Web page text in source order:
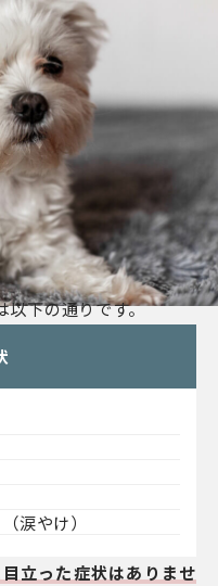
以下の通りです。
涙やけ）
立った症状はありませ